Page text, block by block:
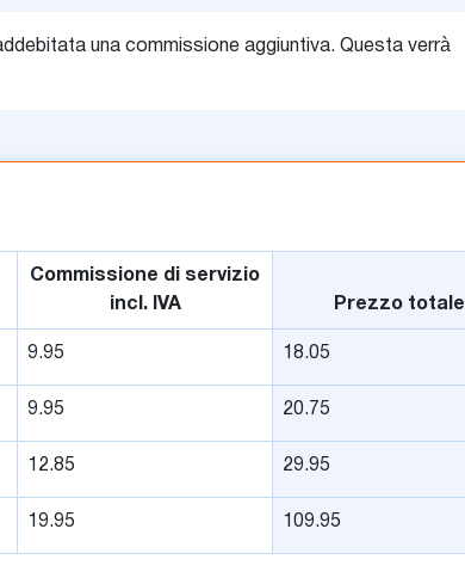
una commissione aggiuntiva. Questa verrà
Commissione di servizio
incl. IVA
Prezzo totale
9.95 18.05
9.95 20.75
12.85 29.95
19.95 109.95